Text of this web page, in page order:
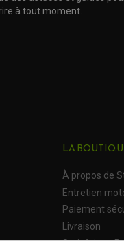
à tout moment.
LA
À propos de
Entretien
Paiement
Livraison
Satisfait ou